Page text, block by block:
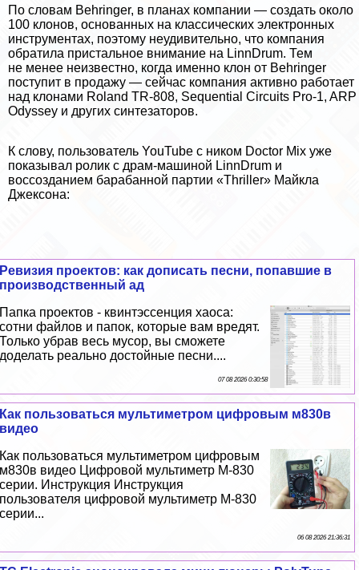
По словам Behringer, в планах компании — создать около
100 клонов, основанных на классических электронных
инструментах, поэтому неудивительно, что компания
обратила пристальное внимание на LinnDrum. Тем
не менее неизвестно, когда именно клон от Behringer
поступит в продажу — сейчас компания активно работает
над клонами Roland TR-808, Sequential Circuits Pro-1, ARP
Odyssey и других синтезаторов.
К слову, пользователь YouTube с ником Doctor Mix уже
показывал ролик с драм-машиной LinnDrum и
воссозданием баpaбанной партии «Thriller» Майкла
Джексона:
Ревизия проектов: как дописать песни, попавшие в
производственный ад
Папка проектов - квинтэссенция хаоса:
сотни файлов и папок, которые вам вредят.
Только убрав весь мусор, вы сможете
доделать реально достойные песни....
07 08 2026 0:30:58
Как пользоваться мультиметром цифровым м830в
видео
Как пользоваться мультиметром цифровым
м830в видео Цифровой мультиметр M-830
серии. Инструкция Инструкция
пользователя цифровой мультиметр M-830
серии...
06 08 2026 21:36:31